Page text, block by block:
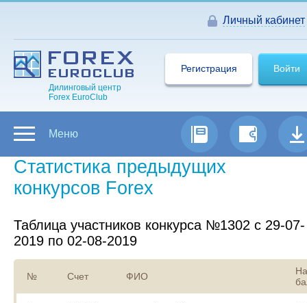
Личный кабинет
Дилинговый центр
Forex EuroClub
Войти
Регистрация
Меню
Статистика предыдущих
конкурсов Forex
Таблица участников конкурса №1302 с 29-07-
2019 по 02-08-2019
№ Счет ФИО